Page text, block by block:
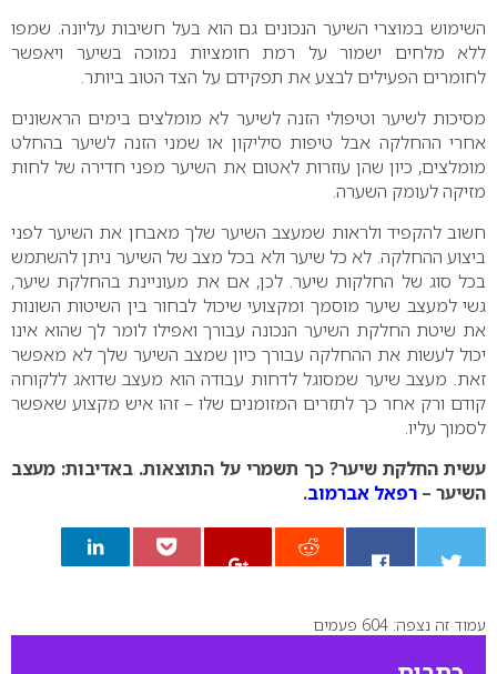
השימוש במוצרי השיער הנכונים גם הוא בעל חשיבות עליונה. שמפו
ללא מלחים ישמור על רמת חומציות נמוכה בשיער ויאפשר
לחומרים הפעילים לבצע את תפקידם על הצד הטוב ביותר.
מסיכות לשיער וטיפולי הזנה לשיער לא מומלצים בימים הראשונים
אחרי ההחלקה אבל טיפות סיליקון או שמני הזנה לשיער בהחלט
מומלצים, כיון שהן עוזרות לאטום את השיער מפני חדירה של לחות
מזיקה לעומק השערה.
חשוב להקפיד ולראות שמעצב השיער שלך מאבחן את השיער לפני
ביצוע ההחלקה. לא כל שיער ולא בכל מצב של השיער ניתן להשתמש
בכל סוג של החלקות שיער. לכן, אם את מעוניינת בהחלקת שיער,
גשי למעצב שיער מוסמך ומקצועי שיכול לבחור בין השיטות השונות
את שיטת החלקת השיער הנכונה עבורך ואפילו לומר לך שהוא אינו
יכול לעשות את ההחלקה עבורך כיון שמצב השיער שלך לא מאפשר
זאת. מעצב שיער שמסוגל לדחות עבודה הוא מעצב שדואג ללקוחה
קודם ורק אחר כך לתזרים המזומנים שלו – זהו איש מקצוע שאפשר
לסמוך עליו.
עשית החלקת שיער? כך תשמרי על התוצאות. באדיבות: מעצב
השיער – רפאל אברמוב.
0
עמוד זה נצפה: 604 פעמים